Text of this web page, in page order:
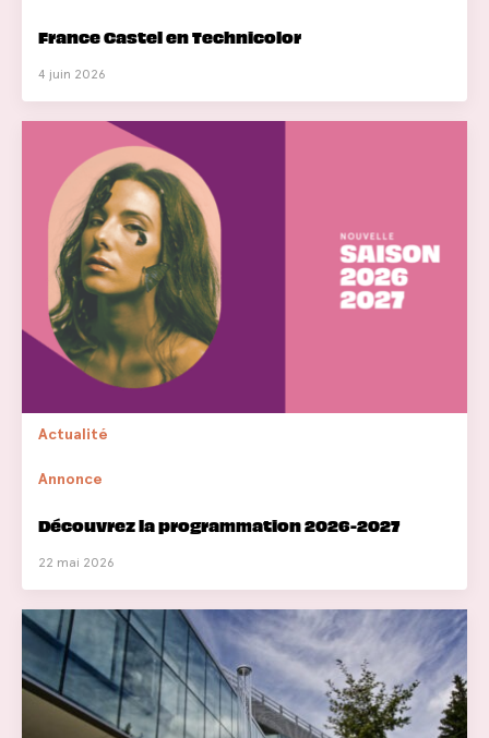
France Castel en Technicolor
4 juin 2026
Actualité
Annonce
Découvrez la programmation 2026-2027
22 mai 2026